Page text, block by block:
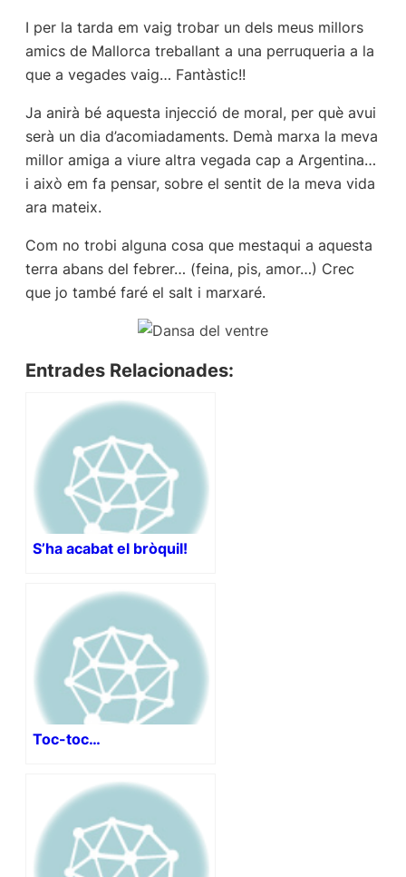
I per la tarda em vaig trobar un dels meus millors
amics de Mallorca treballant a una perruqueria a la
que a vegades vaig… Fantàstic!!
Ja anirà bé aquesta injecció de moral, per què avui
serà un dia d’acomiadaments. Demà marxa la meva
millor amiga a viure altra vegada cap a Argentina…
i això em fa pensar, sobre el sentit de la meva vida
ara mateix.
Com no trobi alguna cosa que mestaqui a aquesta
terra abans del febrer… (feina, pis, amor…) Crec
que jo també faré el salt i marxaré.
Entrades Relacionades:
S’ha acabat el bròquil!
Toc-toc…